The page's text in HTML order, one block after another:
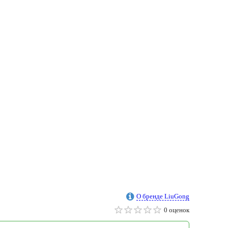
О бренде LiuGong
0 оценок